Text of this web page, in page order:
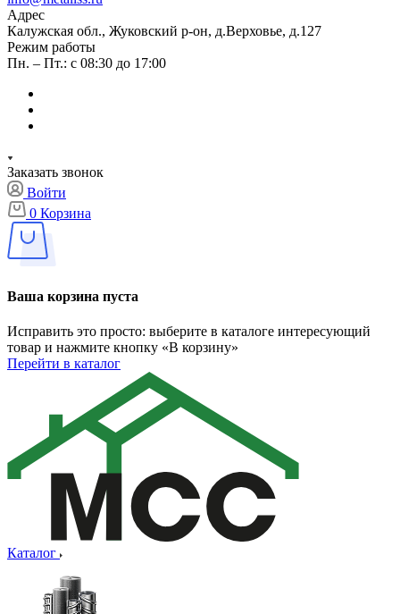
Адрес
Калужская обл., Жуковский р-он, д.Верховье, д.127
Режим работы
Пн. – Пт.: с 08:30 до 17:00
Заказать звонок
Войти
0 Корзина
Ваша корзина пуста
Исправить это просто: выберите в каталоге интересующий
товар и нажмите кнопку «В корзину»
Перейти в каталог
Каталог